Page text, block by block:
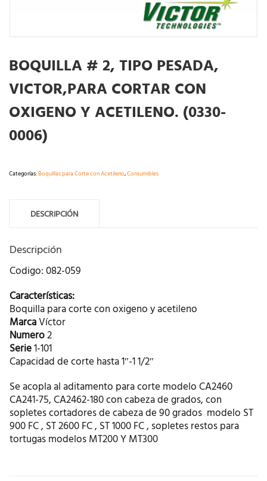
BOQUILLA # 2, TIPO PESADA,
VICTOR,PARA CORTAR CON
OXIGENO Y ACETILENO. (0330-
0006)
Categorías:Boquillas para Corte con Acetileno,Consumibles
DESCRIPCIÓN
Descripción
Codigo: 082-059
Características:
Boquilla para corte con oxigeno y acetileno
MarcaVíctor
Numero2
Serie1-101
Capacidad de corte hasta 1″-1 1/2″
Se acopla al aditamento para corte modelo CA2460
CA241-75, CA2462-180 con cabeza de grados, con
sopletes cortadores de cabeza de 90 grados modelo ST
900 FC , ST 2600 FC , ST 1000 FC , sopletes restos para
tortugas modelos MT200 Y MT300